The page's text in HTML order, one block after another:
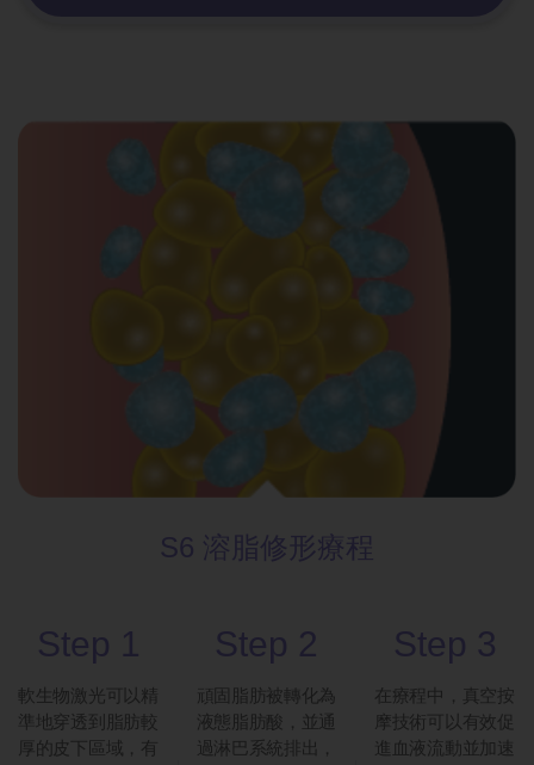
S6 溶脂修形療程
Step 1
軟生物激光可以精
準地穿透到脂肪較
厚的皮下區域，有
Step 2
頑固脂肪被轉化為
液態脂肪酸，並通
過淋巴系統排出，
Step 3
在療程中，真空按
摩技術可以有效促
進血液流動並加速